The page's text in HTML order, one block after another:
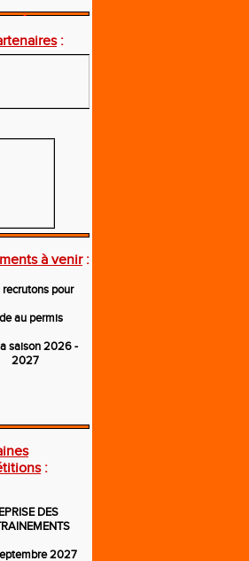
:
à venir:
recrutons pour
au permis
saison 2026 -
2027
:
DES
2027